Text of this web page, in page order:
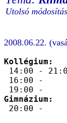
Utolsó
2008.06.22.
Kollégium:
14:00 -
16:00 -
Gimnázium:
20:00 -